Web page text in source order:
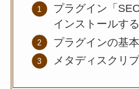
プラグイン「
インストールする
プラグインの基
メタディスクリ